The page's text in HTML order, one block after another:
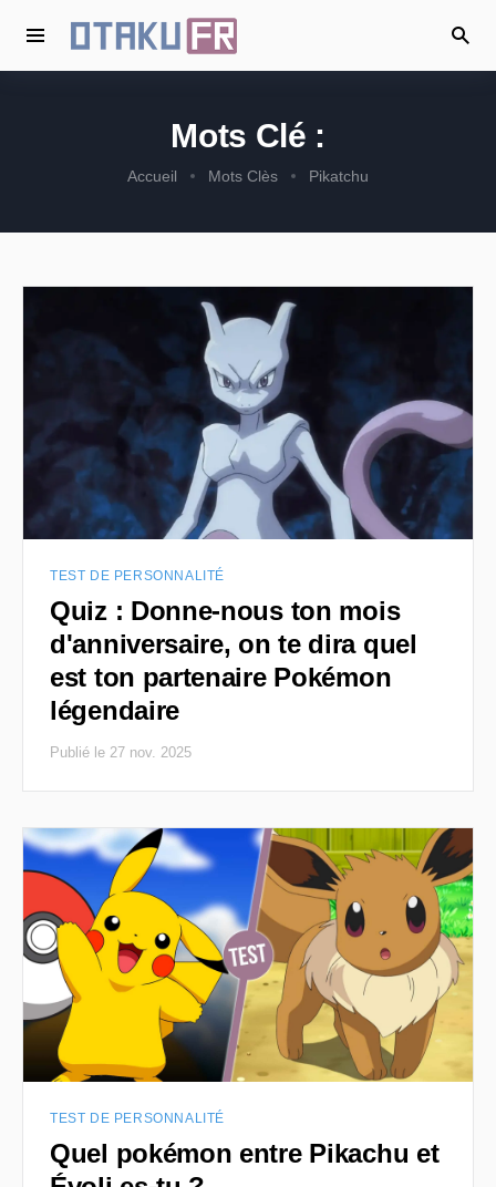
Mots Clé :
Accueil Mots Clès Pikatchu
TEST DE PERSONNALITÉ
Quiz : Donne-nous ton mois
d'anniversaire, on te dira quel
est ton partenaire Pokémon
légendaire
Publié le 27 nov. 2025
TEST DE PERSONNALITÉ
Quel pokémon entre Pikachu et